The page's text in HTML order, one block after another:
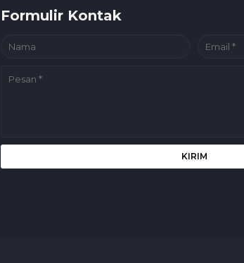
Formulir Kontak